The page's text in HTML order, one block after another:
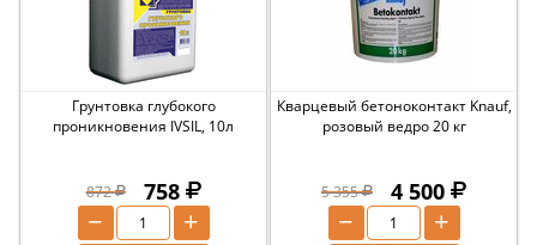
Грунтовка глубокого
проникновения IVSIL, 10л
872 758
+
−
Кварцевый бетоноконтакт Knauf,
розовый ведро 20 кг
5 355 4 500
+
−